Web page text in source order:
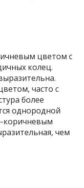
цветом с
колец.
часто с
более
однородной
коричневым
чем